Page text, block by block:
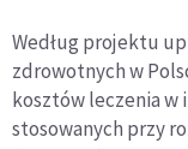
Według projektu
zdrowotnych w
kosztów leczenia w
stosowanych przy